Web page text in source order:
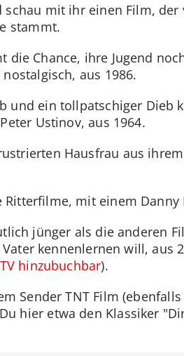
mit ihr einen Film, der
stammt.
die Chance, ihre Jugend
aus 1986.
und ein tollpatschiger Dieb
Ustinov, aus 1964.
Hausfrau aus
mit einem Danny
jünger als die anderen
kennenlernen will, aus
hinzubuchbar).
Sender TNT Film
hier etwa den Klassiker